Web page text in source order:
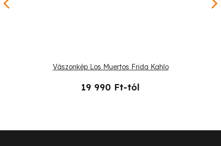
Vászonkép Los Muertos Frida Kahlo
19 990 Ft-tól